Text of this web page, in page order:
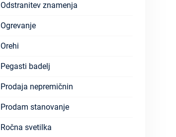
Odstranitev znamenja
Ogrevanje
Orehi
Pegasti badelj
Prodaja nepremičnin
Prodam stanovanje
Ročna svetilka